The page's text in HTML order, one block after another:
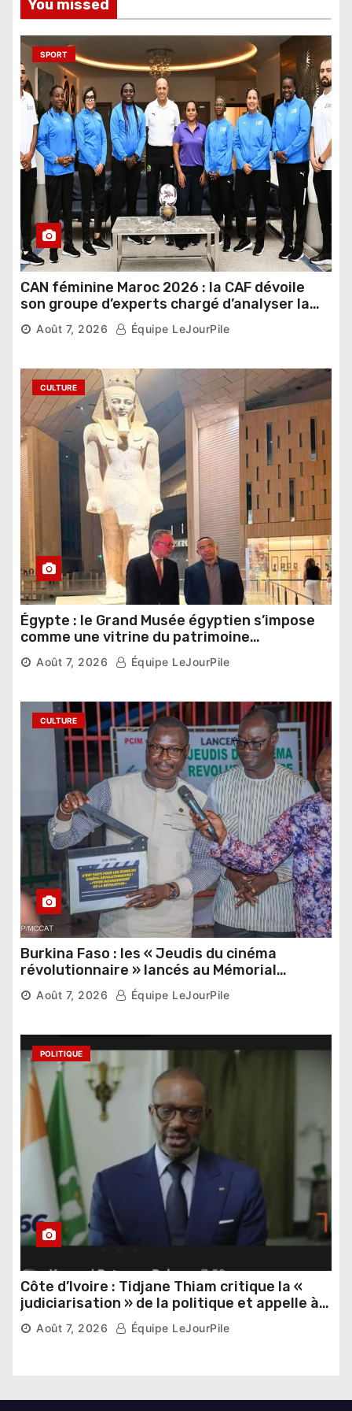
You missed
SPORT
CAN féminine Maroc 2026 : la CAF dévoile
son groupe d’experts chargé d’analyser la
compétition
Août 7, 2026 Équipe LeJourPile
CULTURE
Égypte : le Grand Musée égyptien s’impose
comme une vitrine du patrimoine
pharaonique auprès des dirigeants
étrangers
Août 7, 2026 Équipe LeJourPile
CULTURE
Burkina Faso : les « Jeudis du cinéma
révolutionnaire » lancés au Mémorial
Thomas Sankara
Août 7, 2026 Équipe LeJourPile
POLITIQUE
Côte d’Ivoire : Tidjane Thiam critique la «
judiciarisation » de la politique et appelle à
poursuivre l’apaisement
Août 7, 2026 Équipe LeJourPile